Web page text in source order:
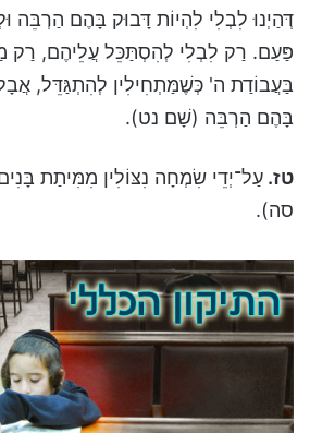
דְּהַיְנוּ לִבְלִי לִהְיוֹת דָּבוּק בָּהֶם
פַּעַם. רַק לִבְלִי לְהִסְתַּכֵּל עֲלֵיהֶם, רַק
בַּעֲבוֹדַת ה' כְּשֶׁמַּתְחִילִין לְהִתְגַּדֵּל,
בָּהֶם הַרְבֵּה (שָׁם נט).
טז. עַל־יְדֵי שִׂמְחָה נִצּוֹלִין מִמִּיתַת
סה).